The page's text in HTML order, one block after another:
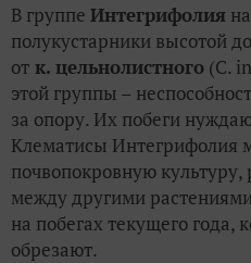
В группе Интегрифолия
полукустарники высотой
от к. цельнолистного (С.
этой группы –
за опору. Их побеги
Клематисы Интегрифолия
почвопокровную культуру,
между другими
на побегах текущего года,
обрезают.